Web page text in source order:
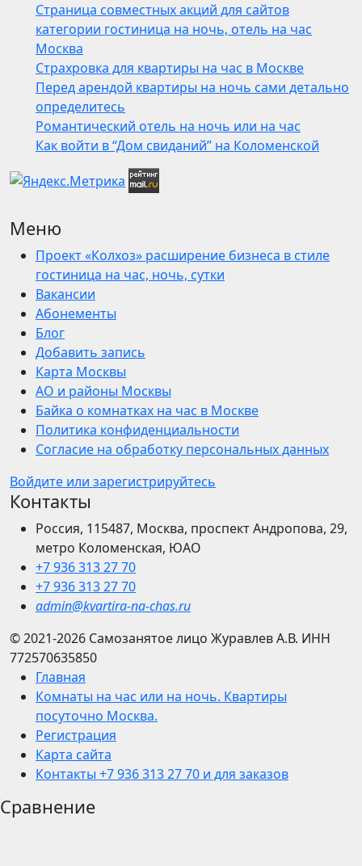
Страница совместных акций для сайтов
категории гостиница на ночь, отель на час
Москва
Страхровка для квартиры на час в Москве
Перед арендой квартиры на ночь сами детально
определитесь
Романтический отель на ночь или на час
Как войти в “Дом свиданий” на Коломенской
Меню
Проект «Колхоз» расширение бизнеса в стиле
гостиница на час, ночь, сутки
Вакансии
Абонементы
Блог
Добавить запись
Карта Москвы
АО и районы Москвы
Байка о комнатках на час в Москве
Политика конфиденциальности
Согласие на обработку персональных данных
Войдите или зарегистрируйтесь
Контакты
Россия, 115487, Москва, проспект Андропова, 29,
метро Коломенская, ЮАО
+7 936 313 27 70
+7 936 313 27 70
admin@kvartira-na-chas.ru
© 2021-2026 Самозанятое лицо Журавлев А.В. ИНН
772570635850
Главная
Комнаты на час или на ночь. Квартиры
посуточно Москва.
Регистрация
Карта сайта
Контакты +7 936 313 27 70 и для заказов
Сравнение